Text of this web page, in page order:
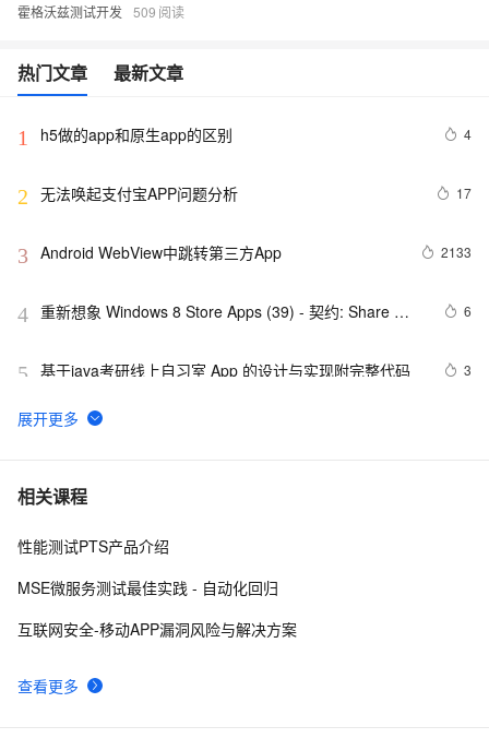
霍格沃兹测试开发 509
热门文章 最新文章
1 h5做的app和原生app的区别 4
2 无法唤起支付宝APP问题分析 17
3 Android WebView中跳转第三方App 2133
4 重新想象 Windows 8 Store Apps (39) - 契约: Share
6
5 基于java考研线上自习室 App 的设计与实现附完整代码 3
6 最佳实践3：用通义灵码开发一款 App
7 而桌面app向来是web前端开发开发人员下意识的避开方
8 《101 Windows Phone 7 Apps》读书笔记-
婚恋平台全套代码 - 支持快速二次开发
相关课程
查看更多
性能测试PTS产品介绍
MSE微服务测试最佳实践 - 自动化回归
互联网安全-移动APP漏洞风险与解决方案